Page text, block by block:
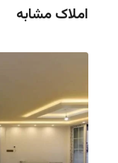
املاک مشابه